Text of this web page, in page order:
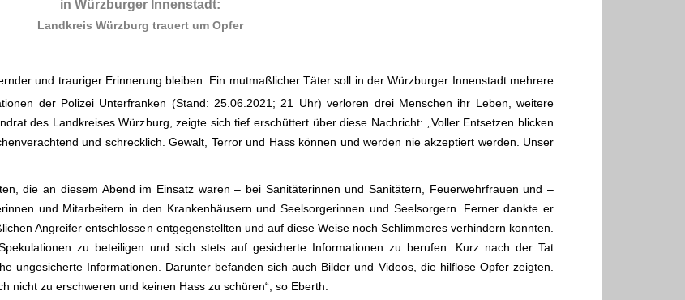
in Würzburger Innenstadt:
Landkreis Würzburg trauert um Opfer
und trauriger Erinnerung bleiben: Ein mutmaßlicher Täter soll in der Würzburger Innenstadt mehrere
der Polizei Unterfranken (Stand: 25.06.2021; 21 Uhr) verloren drei Menschen ihr Leben, weitere
des Landkreises Würzburg, zeigte sich tief erschüttert über diese Nachricht: „Voller Entsetzen blicken
und schrecklich. Gewalt, Terror und Hass können und werden nie akzeptiert werden. Unser
die an diesem Abend im Einsatz waren – bei Sanitäterinnen und Sanitätern, Feuerwehrfrauen und –
und Mitarbeitern in den Krankenhäusern und Seelsorgerinnen und Seelsorgern. Ferner dankte er
Angreifer entschlossen entgegenstellten und auf diese Weise noch Schlimmeres verhindern konnten.
zu beteiligen und sich stets auf gesicherte Informationen zu berufen. Kurz nach der Tat
ungesicherte Informationen. Darunter befanden sich auch Bilder und Videos, die hilflose Opfer zeigten.
nicht zu erschweren und keinen Hass zu schüren“, so Eberth.